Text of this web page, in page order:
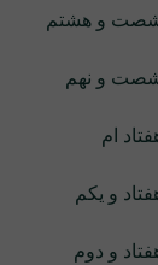
شصت و هشتم
و نهم
ام
و یکم
و دوم